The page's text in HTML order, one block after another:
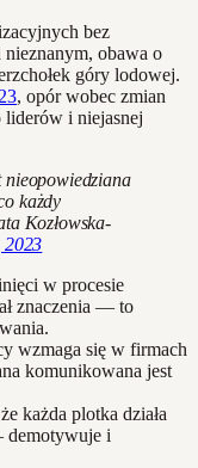
bez
obawa o
góry lodowej.
, opór wobec zmian
i niejasnej
nieopowiedziana
każdy
Kozłowska-
2023
w procesie
znaczenia — to
wzmaga się w firmach
komunikowana jest
każda plotka działa
demotywuje i